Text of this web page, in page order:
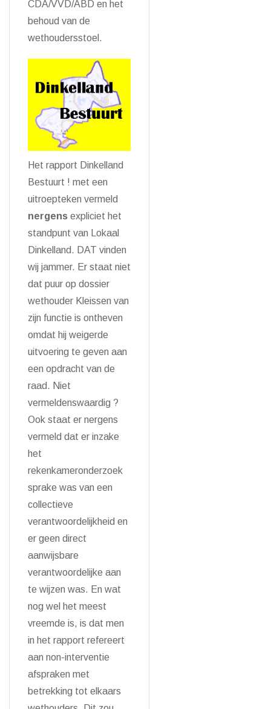
CDA/VVD/ABD en het
behoud van de
wethoudersstoel.
Het rapport Dinkelland
Bestuurt ! met een
uitroepteken vermeld
nergens expliciet het
standpunt van Lokaal
Dinkelland. DAT vinden
wij jammer. Er staat niet
dat puur op dossier
wethouder Kleissen van
zijn functie is ontheven
omdat hij weigerde
uitvoering te geven aan
een opdracht van de
raad. Niet
vermeldenswaardig ?
Ook staat er nergens
vermeld dat er inzake
het
rekenkameronderzoek
sprake was van een
collectieve
verantwoordelijkheid en
er geen direct
aanwijsbare
verantwoordelijke aan
te wijzen was. En wat
nog wel het meest
vreemde is, is dat men
in het rapport refereert
aan non-interventie
afspraken met
betrekking tot elkaars